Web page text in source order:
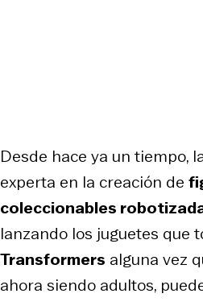
Desde hace ya un tiempo,
experta en la creación de
coleccionables
lanzando los juguetes que
Transformers alguna vez
ahora siendo adultos,